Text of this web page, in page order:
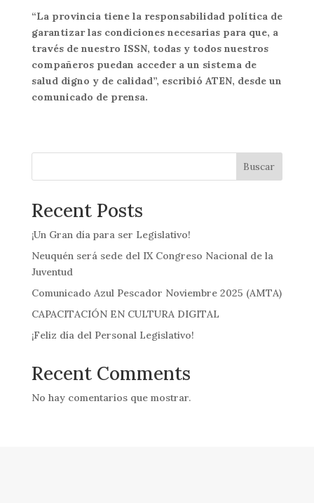
“La provincia tiene la responsabilidad política de
garantizar las condiciones necesarias para que, a
través de nuestro ISSN, todas y todos nuestros
compañeros puedan acceder a un sistema de
salud digno y de calidad”, escribió ATEN, desde un
comunicado de prensa.
Buscar
Recent Posts
¡Un Gran día para ser Legislativo!
Neuquén será sede del IX Congreso Nacional de la
Juventud
Comunicado Azul Pescador Noviembre 2025 (AMTA)
CAPACITACIÓN EN CULTURA DIGITAL
¡Feliz día del Personal Legislativo!
Recent Comments
No hay comentarios que mostrar.